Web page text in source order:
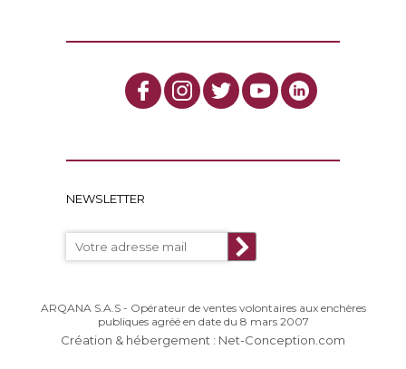
NEWSLETTER
ARQANA S.A.S - Opérateur de ventes volontaires aux enchères
publiques agréé en date du 8 mars 2007
Création & hébergement : Net-Conception.com